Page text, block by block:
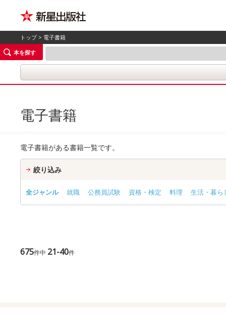
トップ> 電子書籍
本を探す
電子書籍
電子書籍がある書籍一覧です。
絞り込み
全ジャンル 就職 公務員試験 資格・検定 料理 生活・暮ら
675件中 21-40件